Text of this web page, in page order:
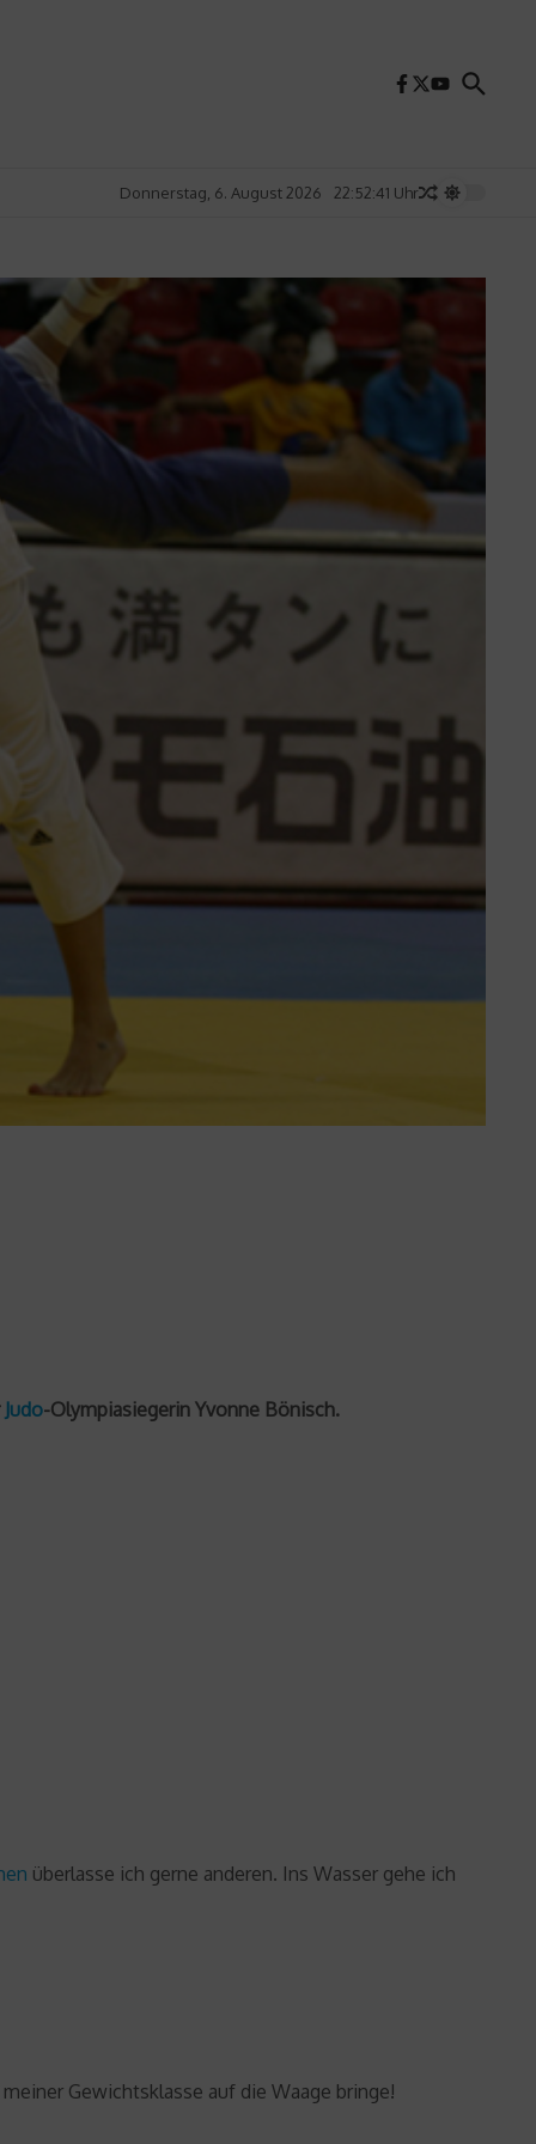
Donnerstag, 6. August 2026 22:52:43 Uhr
Judo-Olympiasiegerin Yvonne Bönisch.
überlasse ich gerne anderen. Ins Wasser gehe ich
Gewichtsklasse auf die Waage bringe!